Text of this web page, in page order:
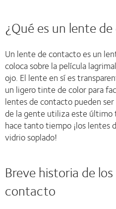
¿Qué es un lente
Un lente de contacto es un
coloca sobre la película
ojo. El lente en sí es
un ligero tinte de color para
lentes de contacto pueden
de la gente utiliza este
hace tanto tiempo ¡los lentes
vidrio soplado!
Breve historia de
contacto